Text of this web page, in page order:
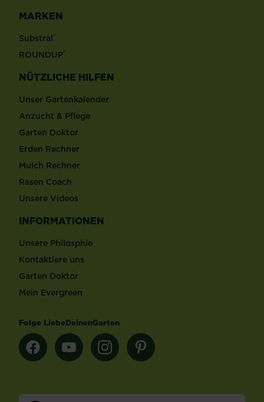
MARKEN
Substral®
ROUNDUP®
NÜTZLICHE HILFEN
Unser Gartenkalender
Anzucht & Pflege
Garten Doktor
Erden Rechner
Mulch Rechner
Rasen Coach
Unsere Videos
INFORMATIONEN
Unsere Philosphie
Kontaktiere uns
Garten Doktor
Mein Evergreen
Folge LiebeDeinenGarten